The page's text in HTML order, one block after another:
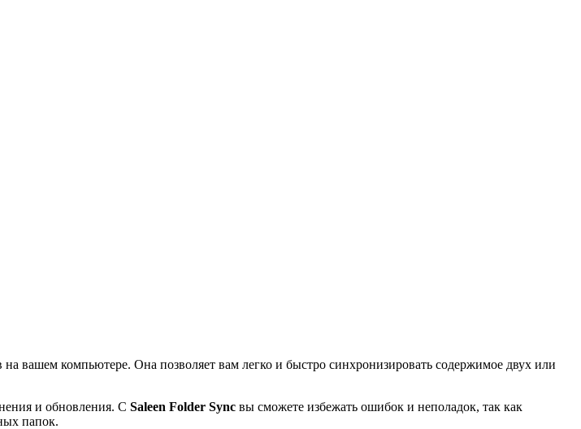
вашем компьютере. Она позволяет вам легко и быстро синхронизировать содержимое двух или
и обновления. С Saleen Folder Sync вы сможете избежать ошибок и неполадок, так как
папок.